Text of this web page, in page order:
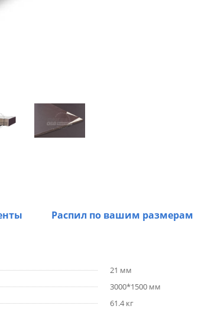
Распил по вашим размерам
21 мм
3000*1500 мм
61.4 кг